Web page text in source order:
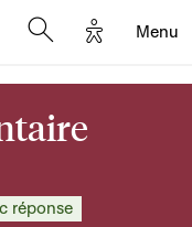
Options
Menu
réponse